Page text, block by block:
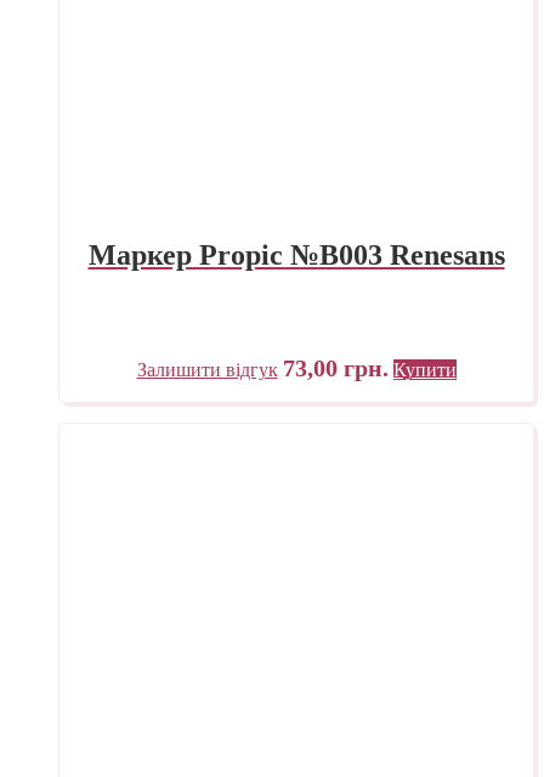
Маркер Propic №B003 Renesans
Залишити відгук 73,00 грн. Купити